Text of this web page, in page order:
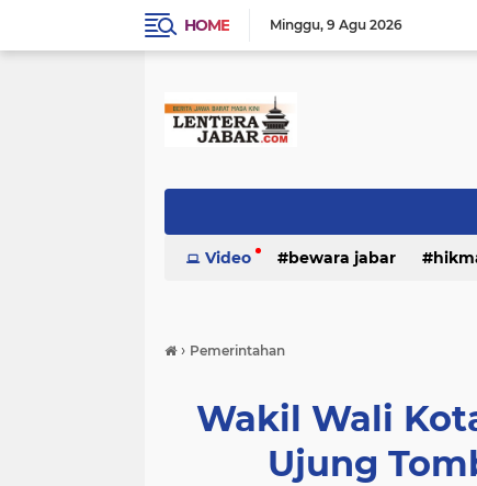
HOME Minggu 9 Agu 2026
Video bewara jabar
› Pemerintahan
Wakil Wali
Ujung